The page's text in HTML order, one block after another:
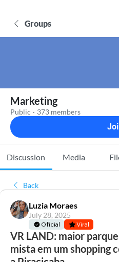
Groups
Marketing
Public · 373 members
Discussion Media
Back
Luzia Moraes
July 28, 2025
Oficial Viral
VR LAND: maior
mista em um shopping